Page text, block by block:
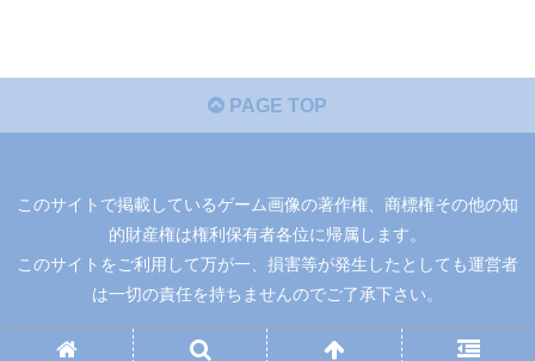
PAGE TOP
このサイトで掲載しているゲーム画像の著作権、商標権その他の知
的財産権は権利保有者各位に帰属します。
このサイトをご利用して万が一、損害等が発生したとしても運営者
は一切の責任を持ちませんのでご了承下さい。
運営者 お問い合わせ | プライバシーポリシー